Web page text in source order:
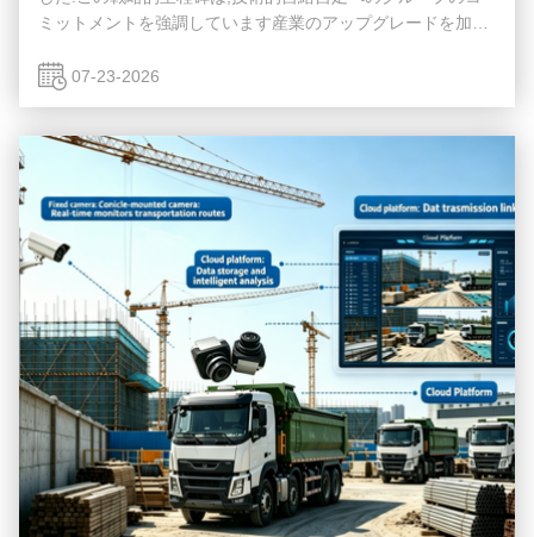
ミットメントを強調しています産業のアップグレードを加速
ベーションによって導かれる高品質な開発の新たな旅の正式
Groupのリン・ハオデ社長,Zhongheng EnergyのXia Tian執
行副社長兼総裁,上級経...
07-23-2026